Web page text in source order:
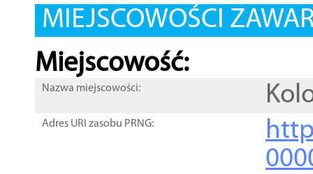
MIEJSCOWOŚCI
Miejscowość:
Nazwa miejscowości:
Adres URI zasobu PRNG: